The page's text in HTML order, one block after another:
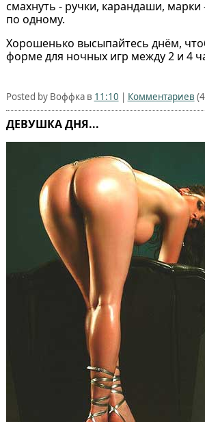
смахнуть - ручки, карандаши, марки
по одному.
Хорошенько высыпайтесь днём,
форме для ночных игр между 2 и 4
Posted by Воффка в 11:10 | Комментариев
ДЕВУШКА ДНЯ...